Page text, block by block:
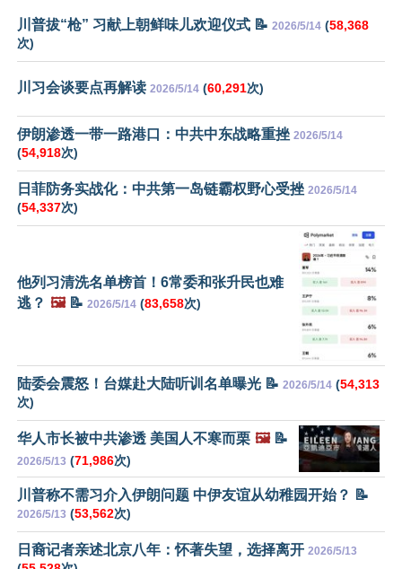
川普拔“枪” 习献上朝鲜味儿欢迎仪式 📝 2026/5/14 (58,368
次)
川习会谈要点再解读 2026/5/14 (60,291次)
伊朗渗透一带一路港口：中共中东战略重挫 2026/5/14
(54,918次)
日菲防务实战化：中共第一岛链霸权野心受挫 2026/5/14
(54,337次)
他列习清洗名单榜首！6常委和张升民也难
逃？ 🖼️📝 2026/5/14 (83,658次)
陆委会震怒！台媒赴大陆听训名单曝光 📝 2026/5/14 (54,313
次)
华人市长被中共渗透 美国人不寒而栗 🖼️📝
2026/5/13 (71,986次)
川普称不需习介入伊朗问题 中伊友谊从幼稚园开始？ 📝
2026/5/13 (53,562次)
日裔记者亲述北京八年：怀著失望，选择离开 2026/5/13